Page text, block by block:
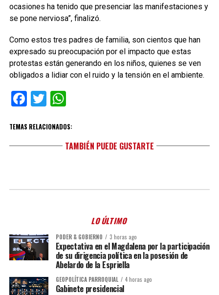
ocasiones ha tenido que presenciar las manifestaciones y
se pone nerviosa”, finalizó.
Como estos tres padres de familia, son cientos que han
expresado su preocupación por el impacto que estas
protestas están generando en los niños, quienes se ven
obligados a lidiar con el ruido y la tensión en el ambiente.
Facebook
TwitterWhatsApp
TEMAS RELACIONADOS:
TAMBIÉN PUEDE GUSTARTE
LO ÚLTIMO
PODER & GOBIERNO 3 horas ago
Expectativa en el Magdalena por la participación
de su dirigencia política en la posesión de
Abelardo de la Espriella
GEOPOLÍTICA PARROQUIAL 4 horas ago
Gabinete presidencial